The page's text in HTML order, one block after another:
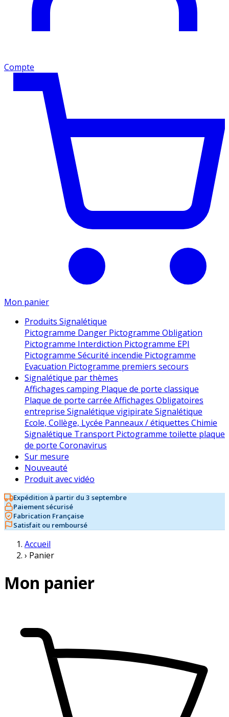
Compte
Mon panier
Produits Signalétique
Pictogramme Danger Pictogramme Obligation
Pictogramme Interdiction Pictogramme EPI
Pictogramme Sécurité incendie Pictogramme
Evacuation Pictogramme premiers secours
Signalétique par thèmes
Affichages camping Plaque de porte classique
Plaque de porte carrée Affichages Obligatoires
entreprise Signalétique vigipirate Signalétique
Ecole, Collège, Lycée Panneaux / étiquettes Chimie
Signalétique Transport Pictogramme toilette plaque
de porte Coronavirus
Sur mesure
Nouveauté
Produit avec vidéo
Expédition à partir du 3 septembre
Paiement sécurisé
Fabrication Française
Satisfait ou remboursé
Accueil
› Panier
Mon panier